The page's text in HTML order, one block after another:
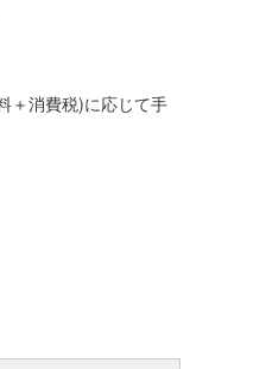
＋消費税)に応じて手